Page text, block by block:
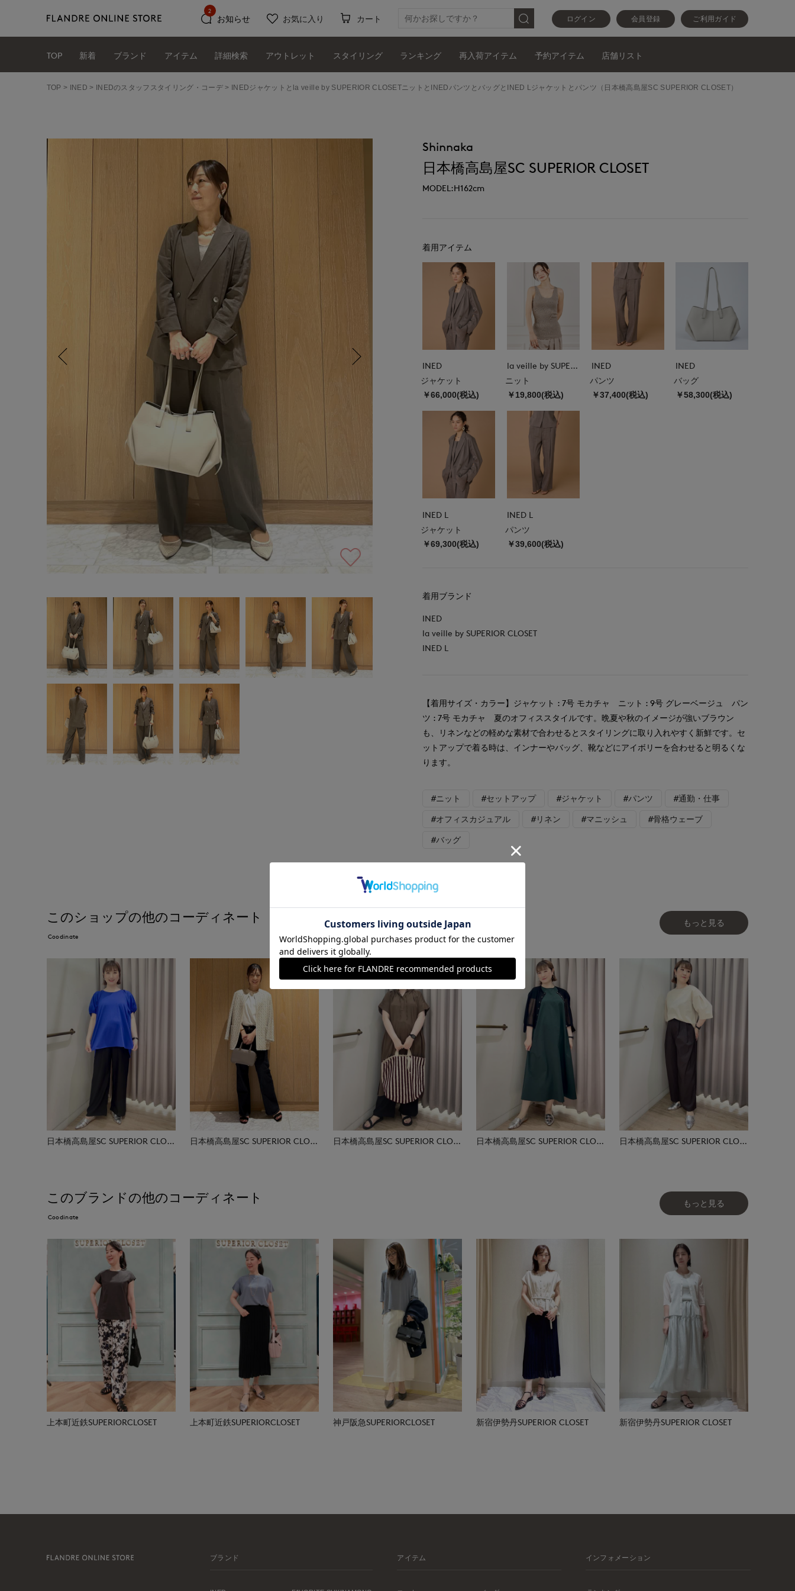
ログイン 会員登録 ご利用ガイド
お知らせ
2
お気に入り カート
TOP 新着 ブランド アイテム 詳細検索 アウトレット スタイリング ランキング 再入荷アイテム 予約アイテム 店舗リスト
TOP INED INEDのスタッフスタイリング・コーデ INEDジャケットとla veille by SUPERIOR CLOSETニットとINEDパンツとバッグとINED Lジャケットとパンツ（日本橋高島屋SC SUPERIOR CLOSET）
Shinnaka
日本橋高島屋SC SUPERIOR CLOSET
MODEL:H162cm
着用アイテム
INED
ジャケット
￥66,000(税込)
la veille by SUPERIOR CLOSET
ニット
￥19,800(税込)
INED
パンツ
￥37,400(税込)
INED
バッグ
￥58,300(税込)
INED L
ジャケット
￥69,300(税込)
INED L
パンツ
￥39,600(税込)
着用ブランド
INED
la veille by SUPERIOR CLOSET
INED L
【着用サイズ・カラー】ジャケット : 7号 モカチャ ニット : 9号 グレーベージュ パン
ツ : 7号 モカチャ 夏のオフィススタイルです。晩夏や秋のイメージが強いブラウン
も、リネンなどの軽めな素材で合わせるとスタイリングに取り入れやすく新鮮です。セ
ットアップで着る時は、インナーやバッグ、靴などにアイボリーを合わせると明るくな
ります。
#ニット #セットアップ #ジャケット #パンツ #通勤・仕事
#オフィスカジュアル #リネン #マニッシュ #骨格ウェーブ
#バッグ
このショップの他のコーディネート
Coodinate
もっと見る
日本橋高島屋SC SUPERIOR CLOSET 日本橋高島屋SC SUPERIOR CLOSET 日本橋高島屋SC SUPERIOR CLOSET 日本橋高島屋SC SUPERIOR CLOSET 日本橋高島屋SC SUPERIOR CLOSET
このブランドの他のコーディネート
Coodinate
もっと見る
上本町近鉄SUPERIORCLOSET 上本町近鉄SUPERIORCLOSET 神戸阪急SUPERIORCLOSET 新宿伊勢丹SUPERIOR CLOSET 新宿伊勢丹SUPERIOR CLOSET
ブランド アイテム インフォメーション